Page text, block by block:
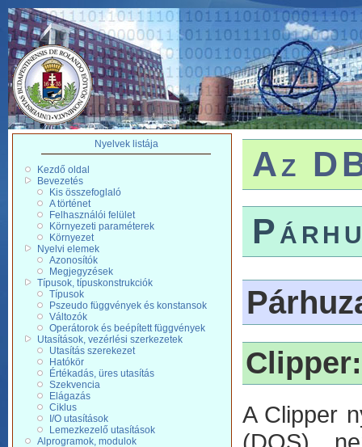
Nyelvek listája
Kezdő oldal
Bevezetés
Kis összefoglaló
A történet
Felhasználói felület
Környezeti paraméterek
Környezet
Nyelvi elemek
Azonosítók
Megjegyzések
Típusok, típuskonstrukciók
Típusok
Pszeudo függvények és konstansok
Változók
Operátorok és beépített függvények
Utasítások, vezérlési szerkezetek
Utasítás szerekezet
Hatókör
Értékadás, üres utasítás
Szekvencia
Elágazás
Ciklus
I/O utasítások
Lemezkezelő utasítások
Alprogramok, modulok
Az
Clipper:
A Clipper